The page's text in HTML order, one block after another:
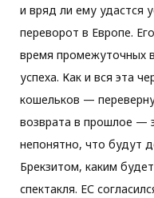
и вряд ли ему удастся
переворот в Европе.
время промежуточных
успеха. Как и вся эта
кошельков —
возврата в прошлое —
непонятно, что будут
Брекзитом, каким
спектакля. ЕС